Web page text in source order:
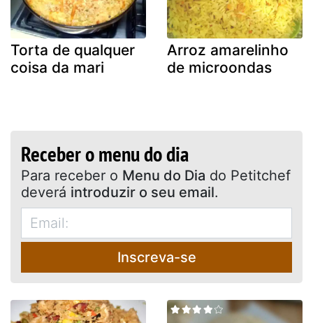
Torta de qualquer
coisa da mari
Arroz amarelinho
de microondas
Receber o menu do dia
Para receber o Menu do Dia do Petitchef
deverá introduzir o seu email.
Inscreva-se